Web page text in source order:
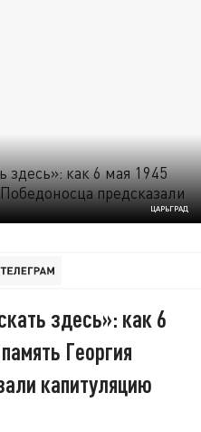
ЦАРЬГРАД
здесь»: как 6
Георгия
капитуляцию